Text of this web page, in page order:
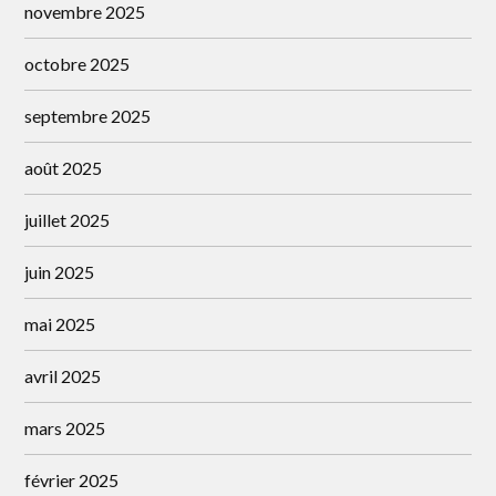
novembre 2025
octobre 2025
septembre 2025
août 2025
juillet 2025
juin 2025
mai 2025
avril 2025
mars 2025
février 2025